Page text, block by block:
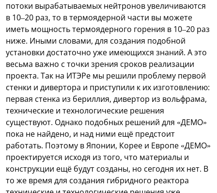
потоки вырабатываемых нейтронов увеличиваются
в 10–20 раз, то в термоядерной части вы можете
иметь мощность термоядерного горения в 10–20 раз
ниже. Иными словами, для создания подобной
установки достаточно уже имеющихся знаний. А это
весьма важно с точки зрения сроков реализации
проекта. Так на ИТЭРе мы решили проблему первой
стенки и дивертора и приступили к их изготовлению:
первая стенка из бериллия, дивертор из вольфрама,
технические и технологические решения
существуют. Однако подобных решений для «ДЕМО»
пока не найдено, и над ними ещё предстоит
работать. Поэтому в Японии, Корее и Европе «ДЕМО»
проектируется исходя из того, что материалы и
конструкции ещё будут созданы, но сегодня их нет. В
то же время для создания гибридного реактора